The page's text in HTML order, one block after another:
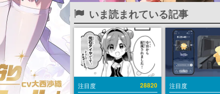
いま読まれている記事
注目度 28820 注目度